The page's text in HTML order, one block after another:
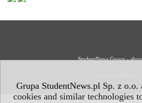
Grupa StudentNews.pl Sp. z o.o.
cookies and similar technologies
StudentNews Group -